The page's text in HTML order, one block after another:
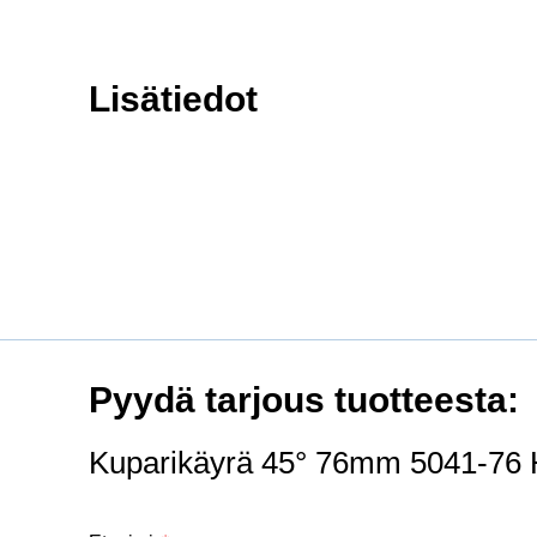
Lisätiedot
Pyydä tarjous tuotteesta:
Kuparikäyrä 45° 76mm 5041-76